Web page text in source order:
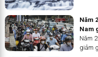
Năm
Nam
Năm
giảm